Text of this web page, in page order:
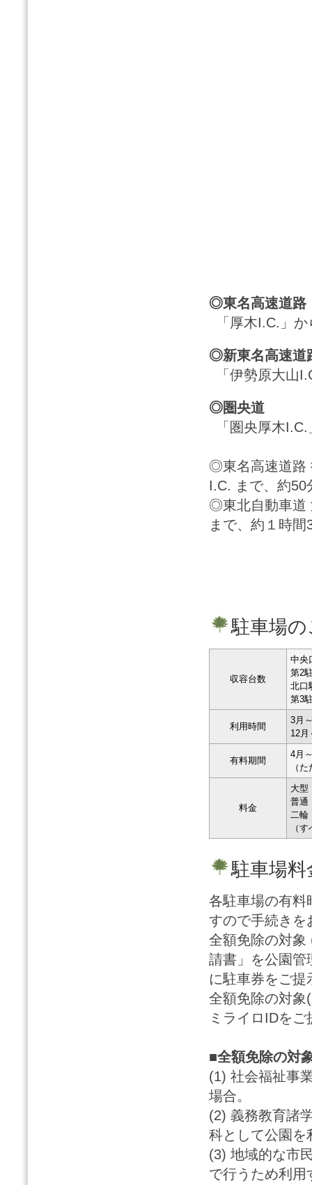
◎東名高速道路
「厚木I.C.」か
◎新東名高速道
「伊勢原大山
◎圏央道
「圏央厚木
◎東名高速道
I.C. まで、約50
◎東北自動車
まで、約１時間
駐車場
収容台数
中央
第2
北口
第3
利用時間
3月
12
有料期間
4月
（
料金
大
普
二
（
駐車場
各駐車場の有料
すので手続きを
全額免除の対象
請書」を公園管
に駐車券をご提
全額免除の対象
ミライロIDを
■全額免除の対
(1) 社会福祉事
場合。
(2) 義務教育諸
科として公園を
(3) 地域的な市
で行うため利用